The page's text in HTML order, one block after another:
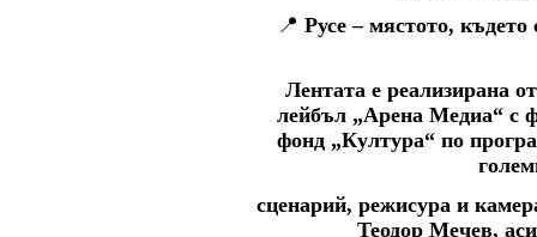
📍 Русе – мястото,
Лентата е реализирана
лейбъл „Арена Медиа“ с
фонд „Култура“ по
сценарий, режисура и
Теодор Мечев,